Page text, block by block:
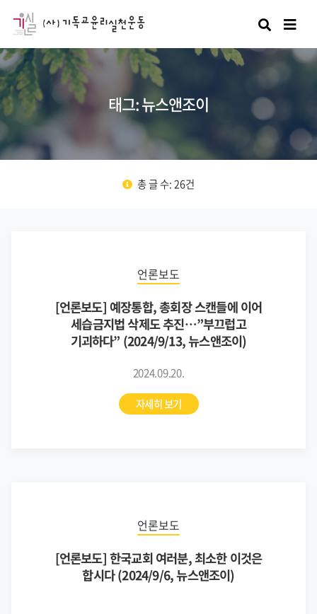
검색
태그: 뉴스앤조이
총 글 수: 26건
언론보도
[언론보도] 예장통합, 총회장 스캔들에 이어
세습금지법 삭제도 추진…”부끄럽고
기괴하다” (2024/9/13, 뉴스앤조이)
2024.09.20.
자세히 보기
언론보도
[언론보도] 한국교회 여러분, 최소한 이것은
합시다 (2024/9/6, 뉴스앤조이)